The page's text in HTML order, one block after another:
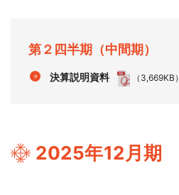
第２四半期（中間期）
決算説明資料 （3,669KB）
2025年12月期